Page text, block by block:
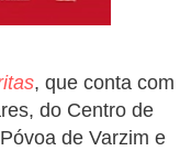
, que conta com
do Centro de
de Varzim e